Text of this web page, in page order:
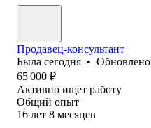
Продавец-консультант
Была сегодня • Обновлено
65 000 ₽
Активно ищет работу
Общий опыт
16 лет 8 месяцев